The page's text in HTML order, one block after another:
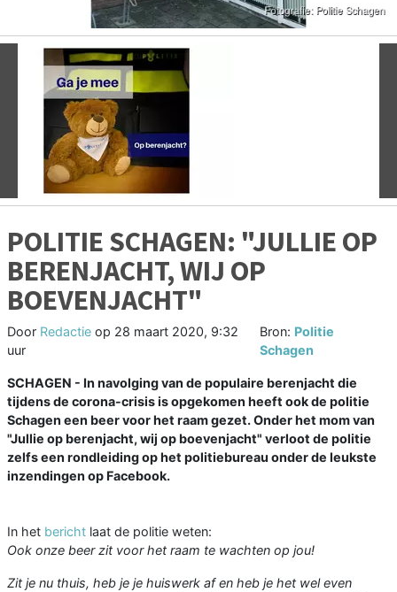
POLITIE SCHAGEN: "JULLIE OP
BERENJACHT, WIJ OP
BOEVENJACHT"
Door Redactie op 28 maart 2020, 9:32
uur
Bron: Politie
Schagen
SCHAGEN - In navolging van de populaire berenjacht die
tijdens de corona-crisis is opgekomen heeft ook de politie
Schagen een beer voor het raam gezet. Onder het mom van
"Jullie op berenjacht, wij op boevenjacht" verloot de politie
zelfs een rondleiding op het politiebureau onder de leukste
inzendingen op Facebook.
In het bericht laat de politie weten:
Ook onze beer zit voor het raam te wachten op jou!
Zit je nu thuis, heb je je huiswerk af en heb je het wel even